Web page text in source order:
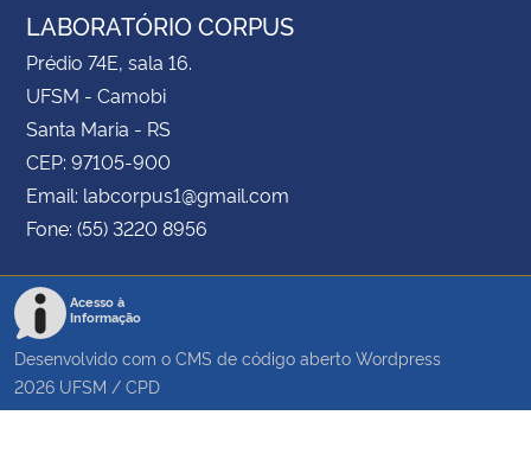
LABORATÓRIO CORPUS
Prédio 74E, sala 16.
UFSM - Camobi
Santa Maria - RS
CEP: 97105-900
Email: labcorpus1@gmail.com
Fone: (55) 3220 8956
Acesso à
Informação
Desenvolvido com o CMS de código aberto Wordpress
2026 UFSM / CPD